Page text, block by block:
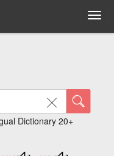
Dictionary 20+